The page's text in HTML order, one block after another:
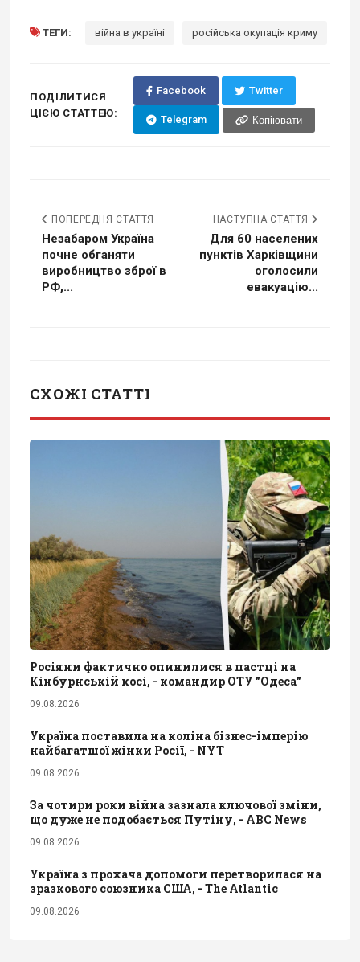
ТЕГИ: війна в україні російська окупація криму
ПОДІЛИТИСЯ
ЦІЄЮ СТАТТЕЮ:
Facebook Twitter
Telegram Копіювати
ПОПЕРЕДНЯ СТАТТЯ
Незабаром Україна
почне обганяти
виробництво зброї в
РФ,...
НАСТУПНА СТАТТЯ
Для 60 населених
пунктів Харківщини
оголосили
евакуацію...
СХОЖІ СТАТТІ
Росіяни фактично опинилися в пастці на
Кінбурнській косі, - командир ОТУ "Одеса"
09.08.2026
Україна поставила на коліна бізнес-імперію
найбагатшої жінки Росії, - NYT
09.08.2026
За чотири роки війна зазнала ключової зміни,
що дуже не подобається Путіну, - ABC News
09.08.2026
Україна з прохача допомоги перетворилася на
зразкового союзника США, - The Atlantic
09.08.2026